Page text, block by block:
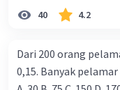
40 4.2
Dari 200 orang
0,15. Banyak